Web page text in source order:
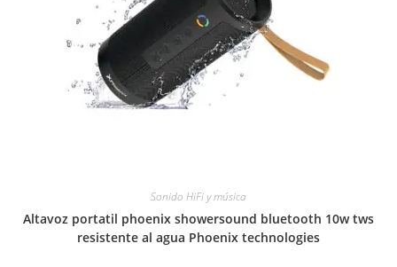
Sonido HiFi y música
Altavoz portatil phoenix showersound bluetooth 10w tws
resistente al agua Phoenix technologies